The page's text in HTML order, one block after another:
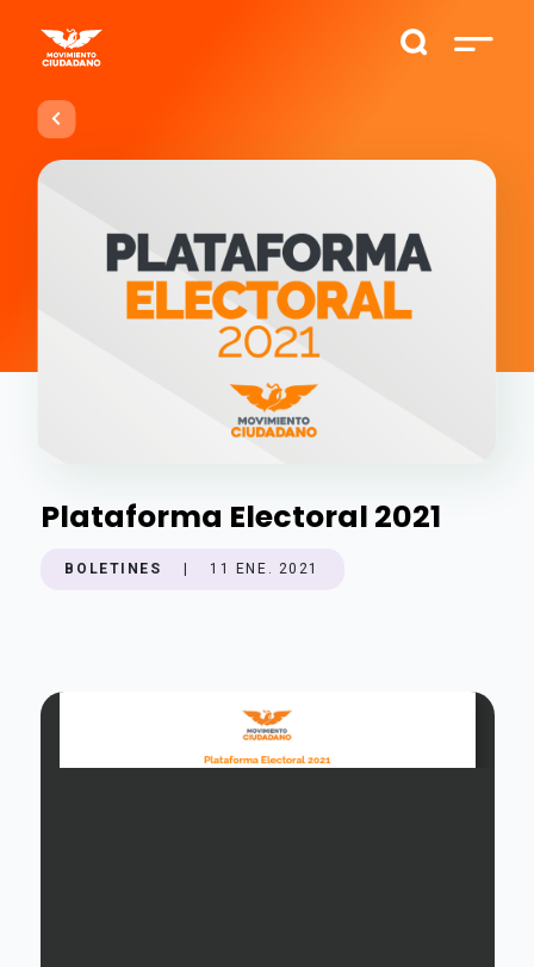
Plataforma Electoral 2021
BOLETINES 11 ENE. 2021